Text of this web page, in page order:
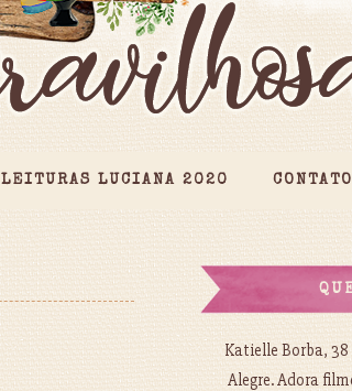
LEITURAS LUCIANA 2020
Katielle Borba,
Alegre. Adora